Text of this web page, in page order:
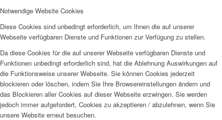
Notwendige Website Cookies
Diese Cookies sind unbedingt erforderlich, um Ihnen die auf unserer
Webseite verfügbaren Dienste und Funktionen zur Verfügung zu stellen.
Da diese Cookies für die auf unserer Webseite verfügbaren Dienste und
Funktionen unbedingt erforderlich sind, hat die Ablehnung Auswirkungen auf
die Funktionsweise unserer Webseite. Sie können Cookies jederzeit
blockieren oder löschen, indem Sie Ihre Browsereinstellungen ändern und
das Blockieren aller Cookies auf dieser Webseite erzwingen. Sie werden
jedoch immer aufgefordert, Cookies zu akzeptieren / abzulehnen, wenn Sie
unsere Website erneut besuchen.